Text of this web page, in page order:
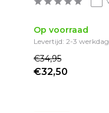
Op voorraad
Levertijd: 2-3
€34,95
€32,50